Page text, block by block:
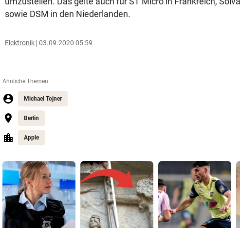
sowie DSM in den Niederlanden.
Elektronik 03.09.2020 05:59
Ähnliche Themen
Michael Tojner
Berlin
Apple